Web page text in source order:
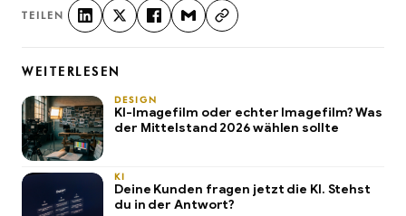
TEILEN
WEITERLESEN
DESIGN
KI-Imagefilm oder echter Imagefilm? Was
der Mittelstand 2026 wählen sollte
KI
Deine Kunden fragen jetzt die KI. Stehst
du in der Antwort?